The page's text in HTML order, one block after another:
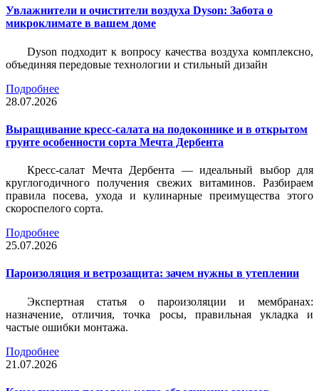
Увлажнители и очистители воздуха Dyson: Забота о
микроклимате в вашем доме
Dyson подходит к вопросу качества воздуха комплексно,
объединяя передовые технологии и стильный дизайн
Подробнее
28.07.2026
Выращивание кресс-салата на подоконнике и в открытом
грунте особенности сорта Мечта Дербента
Кресс-салат Мечта Дербента — идеальный выбор для
круглогодичного получения свежих витаминов. Разбираем
правила посева, ухода и кулинарные преимущества этого
скороспелого сорта.
Подробнее
25.07.2026
Пароизоляция и ветрозащита: зачем нужны в утеплении
Экспертная статья о пароизоляции и мембранах:
назначение, отличия, точка росы, правильная укладка и
частые ошибки монтажа.
Подробнее
21.07.2026